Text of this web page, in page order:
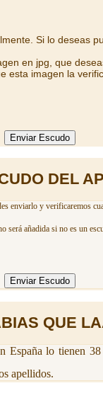
Si lo deseas
en jpg, que
esta imagen la
DEL
enviarlo y verificaremos
será añadida si no es un
QUE
España lo tienen
apellidos.